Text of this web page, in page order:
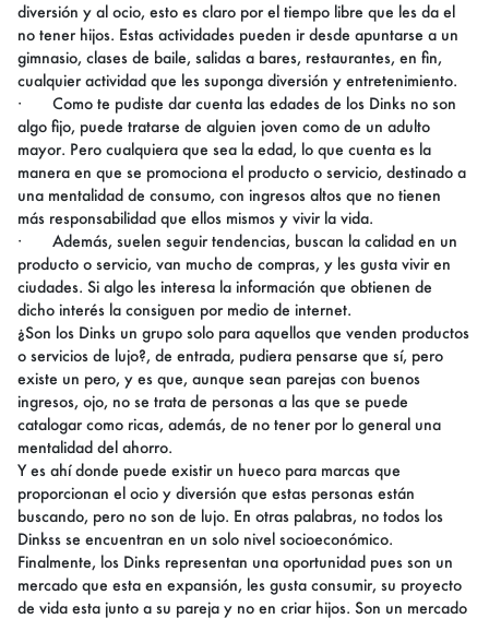
diversión y al ocio, esto es claro por el tiempo libre que les da el
no tener hijos. Estas actividades pueden ir desde apuntarse a un
gimnasio, clases de baile, salidas a bares, restaurantes, en fin,
cualquier actividad que les suponga diversión y entretenimiento.
· Como te pudiste dar cuenta las edades de los Dinks no son
algo fijo, puede tratarse de alguien joven como de un adulto
mayor. Pero cualquiera que sea la edad, lo que cuenta es la
manera en que se promociona el producto o servicio, destinado a
una mentalidad de consumo, con ingresos altos que no tienen
más responsabilidad que ellos mismos y vivir la vida.
· Además, suelen seguir tendencias, buscan la calidad en un
producto o servicio, van mucho de compras, y les gusta vivir en
ciudades. Si algo les interesa la información que obtienen de
dicho interés la consiguen por medio de internet.
¿Son los Dinks un grupo solo para aquellos que venden productos
o servicios de lujo?, de entrada, pudiera pensarse que sí, pero
existe un pero, y es que, aunque sean parejas con buenos
ingresos, ojo, no se trata de personas a las que se puede
catalogar como ricas, además, de no tener por lo general una
mentalidad del ahorro.
Y es ahí donde puede existir un hueco para marcas que
proporcionan el ocio y diversión que estas personas están
buscando, pero no son de lujo. En otras palabras, no todos los
Dinkss se encuentran en un solo nivel socioeconómico.
Finalmente, los Dinks representan una oportunidad pues son un
mercado que esta en expansión, les gusta consumir, su proyecto
de vida esta junto a su pareja y no en criar hijos. Son un mercado